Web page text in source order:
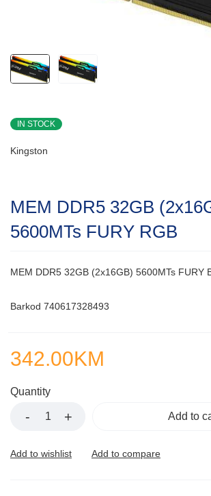
IN STOCK
Kingston
MEM DDR5 32GB
5600MTs FURY RGB
MEM DDR5 32GB (2x16GB) 5600MTs FURY
Barkod 740617328493
342.00KM
Quantity
Add to